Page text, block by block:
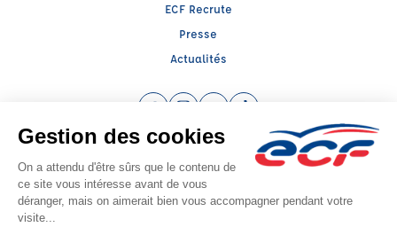
ECF Recrute
Presse
Actualités
Facebook (nouvelle fenêtre)
Instagram (nouvelle fenêtre)
YouTube (nouvelle fenêtre)
TikTok (nouvelle fenêtre)
Raison sociale : ECF MIDI FRANCE - Capital social: 200000€
SIREN: 538947326 - Numéro de TVA intracommunautaire: FR 12 538947326
Agrément n°E 22 031 00040
Siège social : 39, Place des Carmes , TOULOUSE (31000) - Représentant légal